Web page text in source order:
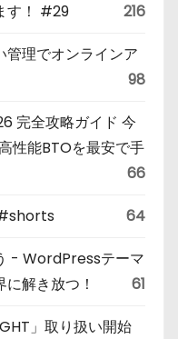
す！ #29
216
管理でオンラインア
98
完全攻略ガイド 今
性能BTOを最安で手
66
64
- WordPressテーマ
に解き放つ！
61
」取り扱い開始